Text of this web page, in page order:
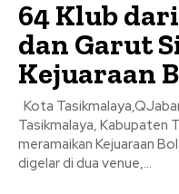
64 Klub
dan Garut
Kejuaraan
Tasikmalaya, Kabupaten
meramaikan Kejuaraan
digelar di dua venue,...